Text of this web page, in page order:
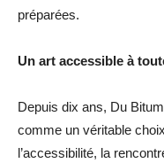
préparées.
Un art accessible à
Depuis dix ans, Du
comme un véritable
l’accessibilité, la